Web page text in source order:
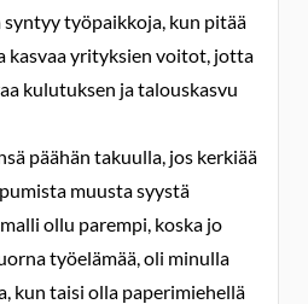
työpaikkoja, kun pitää
kasvaa yrityksien voitot, jotta
kulutuksen ja talouskasvu
päähän takuulla, jos kerkiää
muusta syystä
ollu parempi, koska jo
työelämää, oli minulla
kun taisi olla paperimiehellä